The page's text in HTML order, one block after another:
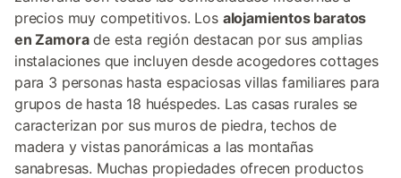
precios muy competitivos. Los alojamientos baratos
en Zamorade esta región destacan por sus amplias
instalaciones que incluyen desde acogedores cottages
para 3 personas hasta espaciosas villas familiares para
grupos de hasta 18 huéspedes. Las casas rurales se
caracterizan por sus muros de piedra, techos de
madera y vistas panorámicas a las montañas
sanabresas. Muchas propiedades ofrecen productos